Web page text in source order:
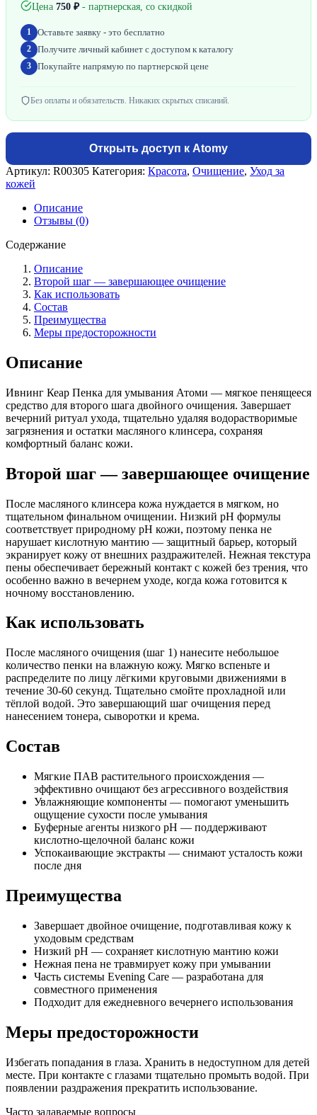
Цена 750 ₽- партнерская, со скидкой
1 Оставьте заявку - это бесплатно
2 Получите личный кабинет с доступом к каталогу
3 Покупайте напрямую по партнерской цене
Без оплаты и обязательств. Никаких скрытых списаний.
Открыть доступ к Atomy
Артикул: R00305 Категория: Красота, Очищение, Уход за
кожей
Описание
Отзывы (0)
Содержание
Описание
Второй шаг — завершающее очищение
Как использовать
Состав
Преимущества
Меры предосторожности
Описание
Ивнинг Кеар Пенка для умывания Атоми — мягкое пенящееся
средство для второго шага двойного очищения. Завершает
вечерний ритуал ухода, тщательно удаляя водорастворимые
загрязнения и остатки масляного клинсера, сохраняя
комфортный баланс кожи.
Второй шаг — завершающее очищение
После масляного клинсера кожа нуждается в мягком, но
тщательном финальном очищении. Низкий pH формулы
соответствует природному pH кожи, поэтому пенка не
нарушает кислотную мантию — защитный барьер, который
экранирует кожу от внешних раздражителей. Нежная текстура
пены обеспечивает бережный контакт с кожей без трения, что
особенно важно в вечернем уходе, когда кожа готовится к
ночному восстановлению.
Как использовать
После масляного очищения (шаг 1) нанесите небольшое
количество пенки на влажную кожу. Мягко вспеньте и
распределите по лицу лёгкими круговыми движениями в
течение 30-60 секунд. Тщательно смойте прохладной или
тёплой водой. Это завершающий шаг очищения перед
нанесением тонера, сыворотки и крема.
Состав
Мягкие ПАВ растительного происхождения —
эффективно очищают без агрессивного воздействия
Увлажняющие компоненты — помогают уменьшить
ощущение сухости после умывания
Буферные агенты низкого pH — поддерживают
кислотно-щелочной баланс кожи
Успокаивающие экстракты — снимают усталость кожи
после дня
Преимущества
Завершает двойное очищение, подготавливая кожу к
уходовым средствам
Низкий pH — сохраняет кислотную мантию кожи
Нежная пена не травмирует кожу при умывании
Часть системы Evening Care — разработана для
совместного применения
Подходит для ежедневного вечернего использования
Меры предосторожности
Избегать попадания в глаза. Хранить в недоступном для детей
месте. При контакте с глазами тщательно промыть водой. При
появлении раздражения прекратить использование.
Часто задаваемые вопросы